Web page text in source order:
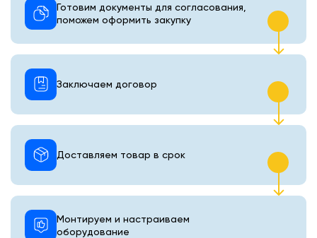
Готовим документы для согласования,
поможем оформить закупку
Монтируем и настраиваем
оборудование
Доставляем товар в срок
Заключаем договор